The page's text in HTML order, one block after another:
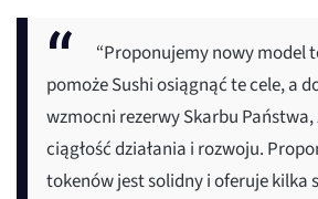
“Proponujemy nowy model
pomoże Sushi osiągnąć te cele, a
wzmocni rezerwy Skarbu
ciągłość działania i rozwoju.
tokenów jest solidny i oferuje kilka